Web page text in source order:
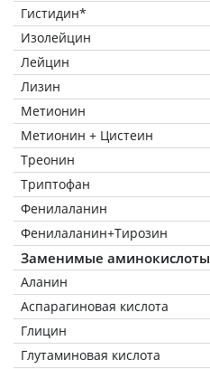
Гистидин*
Изолейцин
Лейцин
Лизин
Метионин
Метионин + Цистеин
Треонин
Триптофан
Фенилаланин
Фенилаланин+Тирозин
Заменимые аминокислоты
Аланин
Аспарагиновая кислота
Глицин
Глутаминовая кислота